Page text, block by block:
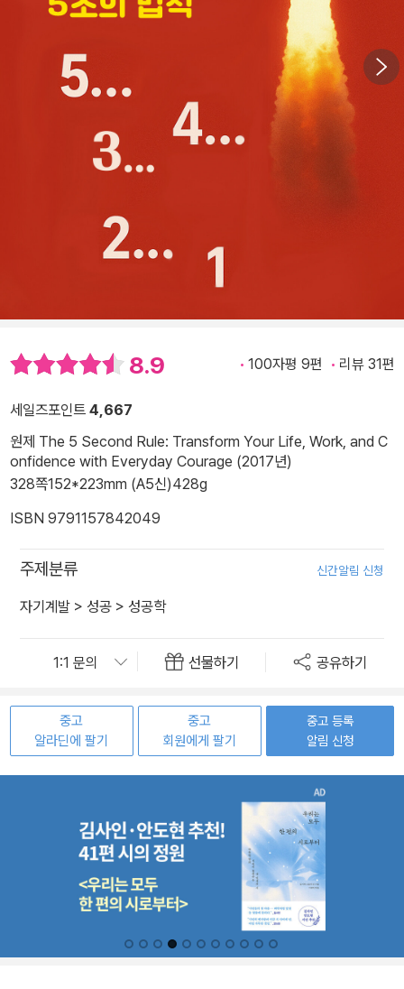
8.9 100자평 9편 리뷰 31편
세일즈포인트 4,667
원제 The 5 Second Rule: Transform Your Life, Work, and C
onfidence with Everyday Courage (2017년)
328쪽152*223mm (A5신)428g
ISBN 9791157842049
주제분류 신간알림 신청
자기계발 > 성공 > 성공학
선물하기 공유하기
중고
알라딘에 팔기
중고
회원에게 팔기
중고 등록
알림 신청